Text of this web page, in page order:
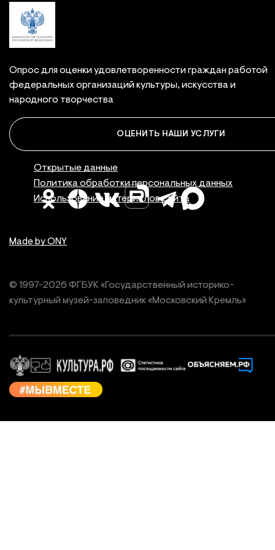
Опрос для оценки удовлетворенности граждан работой
федеральных организаций культуры, искусства и
народного творчества
ОЦЕНИТЬ НАШИ УСЛУГИ
Made by ONY
© 1997-2026 ФГБУК «Государственный историко-
культурный музей-заповедник «Московский Кремль»
Правовая
Открытые данные
Политика обработки персональных данных
Использование материалов сайта